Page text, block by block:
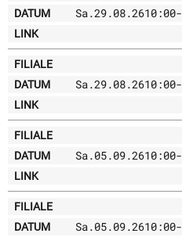
Sa.29.08.2610:00-
Sa.29.08.2610:00-
Sa.05.09.2610:00-
Sa.05.09.2610:00-